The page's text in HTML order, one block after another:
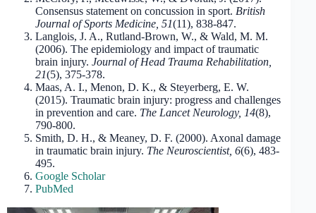
Consensus statement on concussion in sport. British
Journal of Sports Medicine, 51(11), 838-847.
Langlois, J. A., Rutland-Brown, W., & Wald, M. M.
(2006). The epidemiology and impact of traumatic
brain injury. Journal of Head Trauma Rehabilitation,
21(5), 375-378.
Maas, A. I., Menon, D. K., & Steyerberg, E. W.
(2015). Traumatic brain injury: progress and challenges
in prevention and care. The Lancet Neurology, 14(8),
790-800.
Smith, D. H., & Meaney, D. F. (2000). Axonal damage
in traumatic brain injury. The Neuroscientist, 6(6), 483-
495.
Google Scholar
PubMed